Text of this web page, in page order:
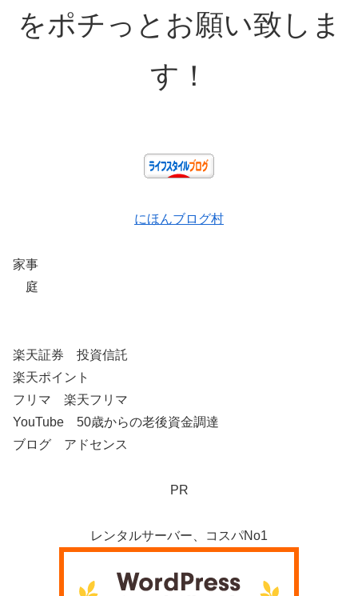
をポチっとお願い致しま
す！
にほんブログ村
家事
庭
楽天証券 投資信託
楽天ポイント
フリマ 楽天フリマ
YouTube 50歳からの老後資金調達
ブログ アドセンス
PR
レンタルサーバー、コスパNo1